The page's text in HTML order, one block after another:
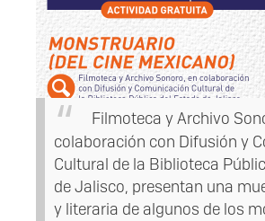
Filmoteca y Archivo
colaboración con Difusión y
Cultural de la Biblioteca
de Jalisco, presentan una
y literaria de algunos de los